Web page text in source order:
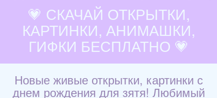
💗 СКАЧАЙ ОТКРЫТКИ,
КАРТИНКИ, АНИМАШКИ,
ГИФКИ БЕСПЛАТНО 💗
Новые живые открытки, картинки с
днем рождения для зятя! Любимый